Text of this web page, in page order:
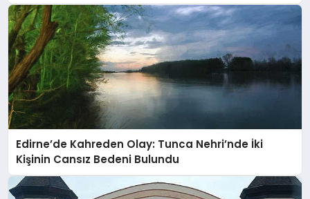
Edirne’de Kahreden Olay: Tunca Nehri’nde İki
Kişinin Cansız Bedeni Bulundu